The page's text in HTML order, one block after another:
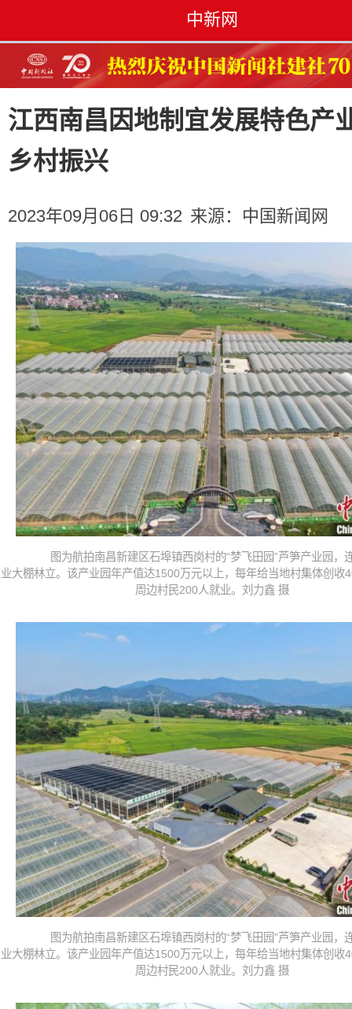
中新网
江西南昌因地制宜发展特色产
乡村振兴
2023年09月06日 09:32 来源： 中国新闻网
图为航拍南昌新建区石埠镇西岗村的“梦飞田园”芦笋产业园，
业大棚林立。该产业园年产值达1500万元以上，每年给当地村集体创收
周边村民200人就业。刘力鑫 摄
图为航拍南昌新建区石埠镇西岗村的“梦飞田园”芦笋产业园，
业大棚林立。该产业园年产值达1500万元以上，每年给当地村集体创收
周边村民200人就业。刘力鑫 摄